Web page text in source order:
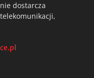
dostarcza